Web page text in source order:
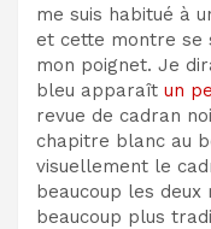
me suis habitué à
et cette montre se
mon poignet. Je
bleu apparaît un
revue de cadran
chapitre blanc au
visuellement le
beaucoup les
beaucoup plus